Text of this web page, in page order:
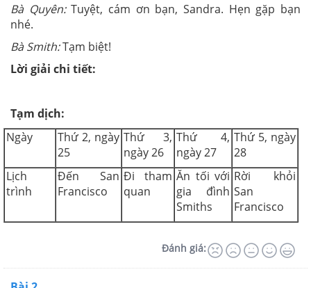
Bà Quyên:Tuyệt, cám ơn bạn, Sandra. Hẹn gặp bạn
nhé.
Bà Smith:Tạm biệt!
Lời giải chi tiết:
Tạm dịch:
Ngày
Thứ 2, ngày
25
Thứ 3,
ngày 26
Thứ 4,
ngày 27
Thứ 5, ngày
28
Lịch
trình
Đến San
Francisco
Đi tham
quan
Ăn tối với
gia đình
Smiths
Rời khỏi
San
Francisco
Đánh giá: